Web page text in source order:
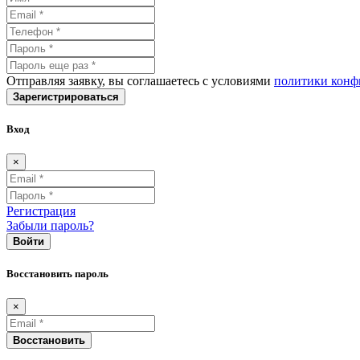
Отправляя заявку, вы соглашаетесь с условиями политики
Зарегистрироваться
Вход
×
Регистрация
Забыли пароль?
Войти
Восстановить пароль
×
Восстановить